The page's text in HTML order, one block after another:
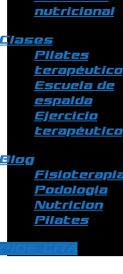
nutricional
Pilates
terapéutico
Escuela de
espalda
Ejercicio
terapéutico
Podologia
Nutricion
Pilates